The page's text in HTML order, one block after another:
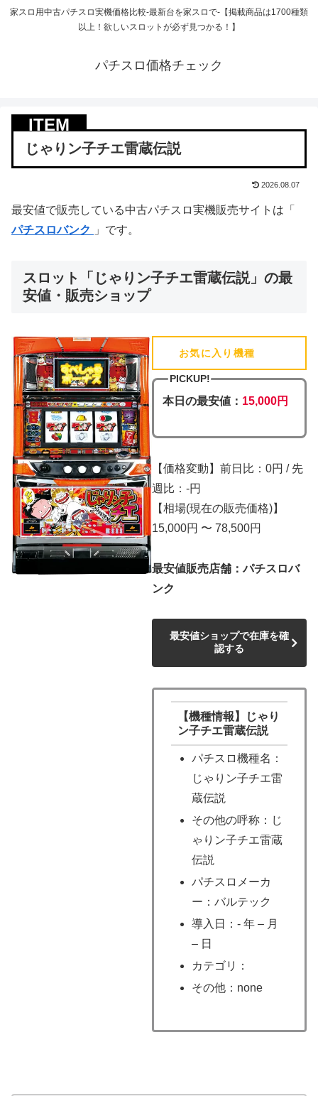
家スロ用中古パチスロ実機価格比較-最新台を家スロで-【掲載商品は1700種類
以上！欲しいスロットが必ず見つかる！】
パチスロ価格チェック
じゃりン子チエ雷蔵伝説
2026.08.07
最安値で販売している中古パチスロ実機販売サイトは「
パチスロバンク
」です。
スロット「じゃりン子チエ雷蔵伝説」の最
安値・販売ショップ
お気に入り機種
PICKUP!
本日の最安値： 15,000円
【価格変動】前日比：0円 / 先
週比：-円
【相場(現在の販売価格)】
15,000円 〜 78,500円
最安値販売店舗：パチスロバ
ンク
最安値ショップで在庫を確
認する
【機種情報】じゃり
ン子チエ雷蔵伝説
パチスロ機種名：
じゃりン子チエ雷
蔵伝説
その他の呼称：じ
ゃりン子チエ雷蔵
伝説
パチスロメーカ
ー：バルテック
導入日：- 年 – 月
– 日
カテゴリ：
その他：none